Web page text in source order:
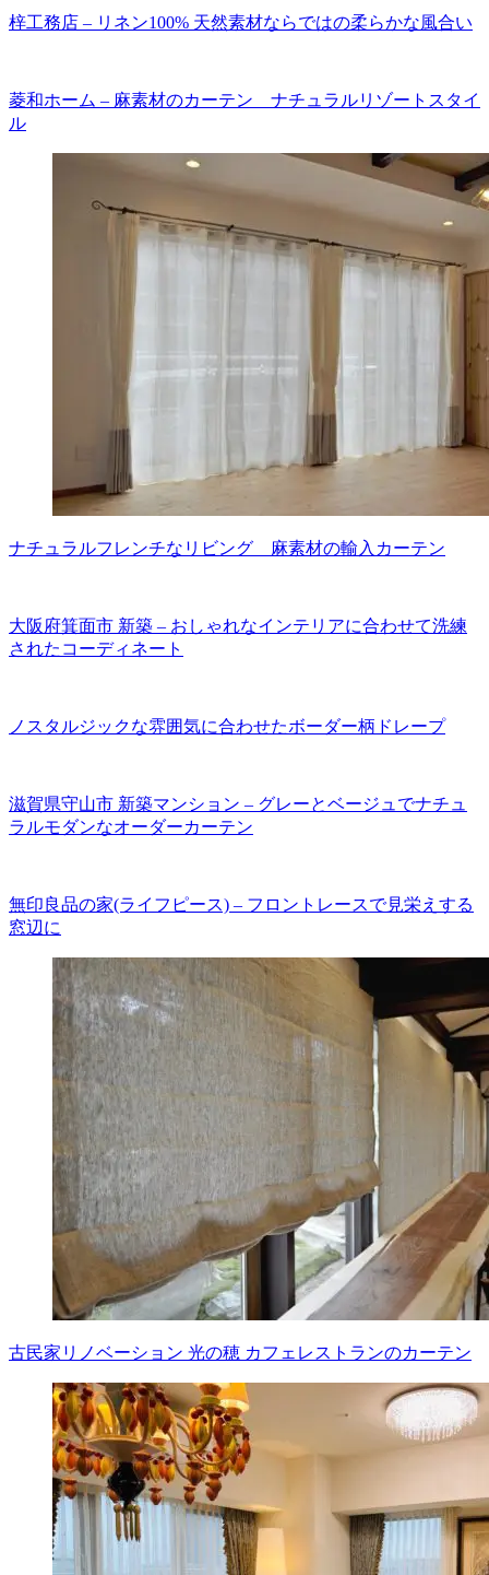
梓工務店 – リネン100% 天然素材ならではの柔らかな風合い
菱和ホーム – 麻素材のカーテン ナチュラルリゾートスタイ
ル
ナチュラルフレンチなリビング 麻素材の輸入カーテン
大阪府箕面市 新築 – おしゃれなインテリアに合わせて洗練
されたコーディネート
ノスタルジックな雰囲気に合わせたボーダー柄ドレープ
滋賀県守山市 新築マンション – グレーとベージュでナチュ
ラルモダンなオーダーカーテン
無印良品の家(ライフピース) – フロントレースで見栄えする
窓辺に
古民家リノベーション 光の穂 カフェレストランのカーテン